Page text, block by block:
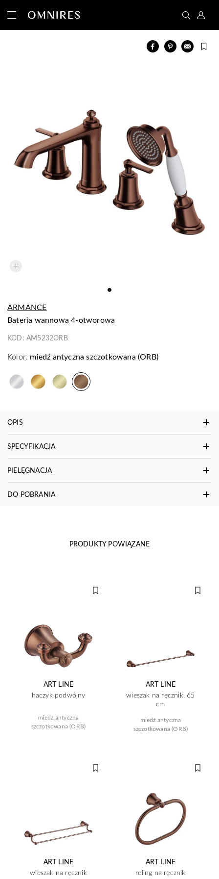
ARMANCE
bateria wannowa 4-otworowa
KOD: AM5232ORB
Kolor: miedź antyczna szczotkowana (ORB)
OPIS
SPECYFIKACJA
PIELĘGNACJA
DO POBRANIA
PRODUKTY POWIĄZANE
ART LINE
haczyk podwójny
miedź antyczna
szczotkowana (ORB)
ART LINE
wieszak na ręcznik, 65
cm
miedź antyczna
szczotkowana (ORB)
ART LINE
wieszak na ręcznik
ART LINE
reling na ręcznik